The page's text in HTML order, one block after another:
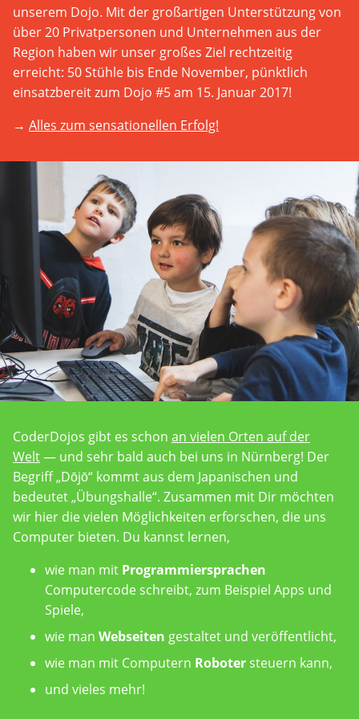
unserem Dojo. Mit der großartigen Unterstützung von
über 20 Privatpersonen und Unternehmen aus der
Region haben wir unser großes Ziel rechtzeitig
erreicht: 50 Stühle bis Ende November, pünktlich
einsatzbereit zum Dojo #5 am 15. Januar 2017!
→ Alles zum sensationellen Erfolg!
CoderDojos gibt es schon an vielen Orten auf der
Welt— und sehr bald auch bei uns in Nürnberg! Der
Begriff „Dōjō“ kommt aus dem Japanischen und
bedeutet „Übungshalle“. Zusammen mit Dir möchten
wir hier die vielen Möglichkeiten erforschen, die uns
Computer bieten. Du kannst lernen,
wie man mit Programmiersprachen
Computercode schreibt, zum Beispiel Apps und
Spiele,
wie man Webseiten gestaltet und veröffentlicht,
wie man mit Computern Robotersteuern kann,
und vieles mehr!